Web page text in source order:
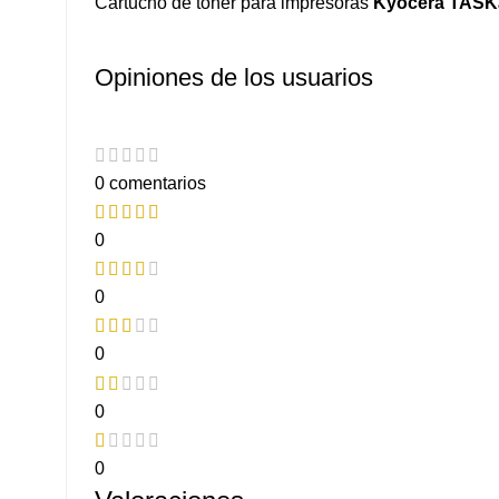
Opiniones de los usuarios
0 comentarios
0
0
0
0
0